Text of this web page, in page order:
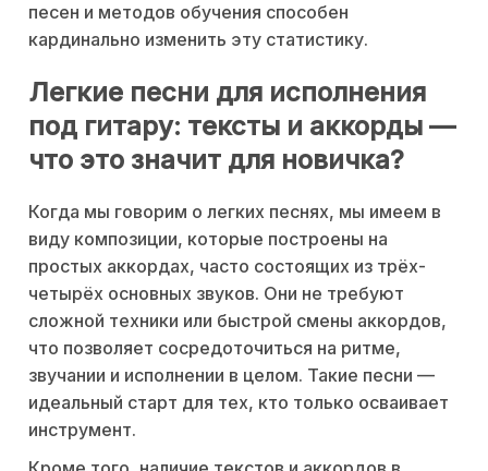
песен и методов обучения способен
кардинально изменить эту статистику.
Легкие песни для исполнения
под гитару: тексты и аккорды —
что это значит для новичка?
Когда мы говорим о легких песнях, мы имеем в
виду композиции, которые построены на
простых аккордах, часто состоящих из трёх-
четырёх основных звуков. Они не требуют
сложной техники или быстрой смены аккордов,
что позволяет сосредоточиться на ритме,
звучании и исполнении в целом. Такие песни —
идеальный старт для тех, кто только осваивает
инструмент.